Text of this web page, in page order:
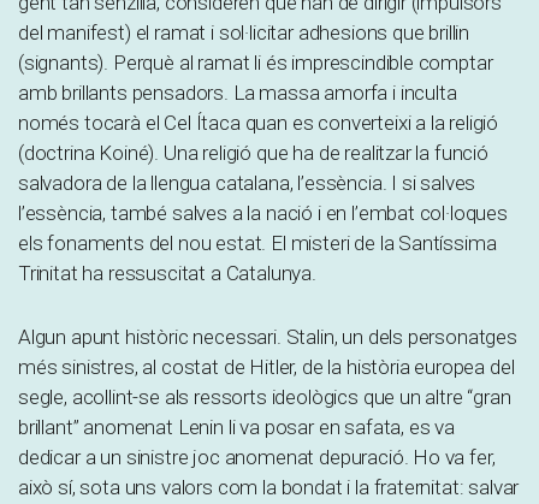
del manifest) el ramat i sol·licitar adhesions que brillin
(signants). Perquè al ramat li és imprescindible comptar
amb brillants pensadors. La massa amorfa i inculta
només tocarà el Cel Ítaca quan es converteixi a la religió
(doctrina Koiné). Una religió que ha de realitzar la funció
salvadora de la llengua catalana, l’essència. I si salves
l’essència, també salves a la nació i en l’embat col·loques
els fonaments del nou estat. El misteri de la Santíssima
Trinitat ha ressuscitat a Catalunya.
Algun apunt històric necessari. Stalin, un dels personatges
més sinistres, al costat de Hitler, de la història europea del
segle, acollint-se als ressorts ideològics que un altre “gran
brillant” anomenat Lenin li va posar en safata, es va
dedicar a un sinistre joc anomenat depuració. Ho va fer,
això sí, sota uns valors com la bondat i la fraternitat: salvar